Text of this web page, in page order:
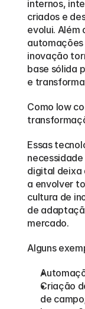
internos,
criados e
evolui. Além
inovação
base sólida
e
Como low
Essas
digital deixa
a envolver
cultura de
de
mercado.
Alguns
Criação
de